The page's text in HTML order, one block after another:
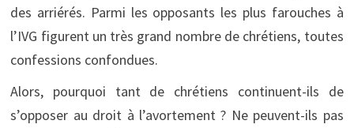
des arriérés. Parmi les opposants les plus farouches à
l’IVG figurent un très grand nombre de chrétiens, toutes
confessions confondues.
Alors, pourquoi tant de chrétiens continuent-ils de
s’opposer au droit à l’avortement ? Ne peuvent-ils pas